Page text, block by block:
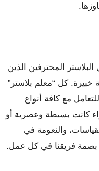
المحترفين الذين
خبيرة. كل “معلم بلاستر”
مع كافة أنواع
كانت بسيطة وعصرية أو
والنعومة في
بصمة فريقنا في كل عمل.